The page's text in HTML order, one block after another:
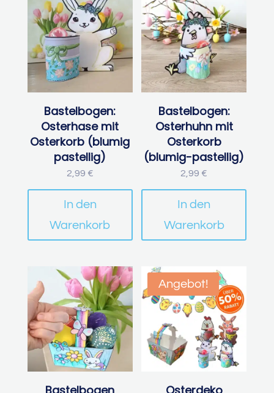
Bastelbogen:
Osterhase mit
Osterkorb (blumig
pastellig)
2,99 €
In den
Warenkorb
Bastelbogen:
Osterhuhn mit
Osterkorb
(blumig-pastellig)
2,99 €
In den
Warenkorb
Angebot!